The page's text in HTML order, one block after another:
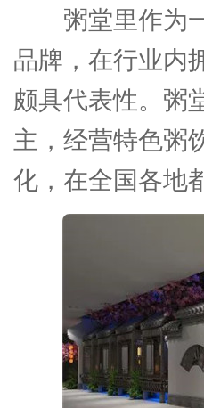
粥堂里作为
品牌，在行业内
颇具代表性。粥
主，经营特色粥
化，在全国各地